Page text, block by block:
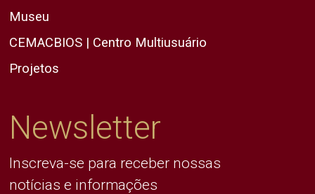
Museu
CEMACBIOS | Centro Multiusuário
Projetos
Newsletter
Inscreva-se para receber nossas
notícias e informações